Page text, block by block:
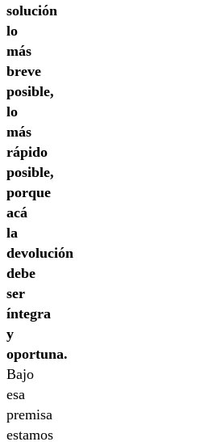
solución
lo
más
breve
posible,
lo
más
rápido
posible,
porque
acá
la
devolución
debe
ser
íntegra
y
oportuna.
Bajo
esa
premisa
estamos